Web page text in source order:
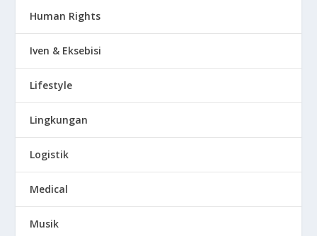
Human Rights
Iven & Eksebisi
Lifestyle
Lingkungan
Logistik
Medical
Musik